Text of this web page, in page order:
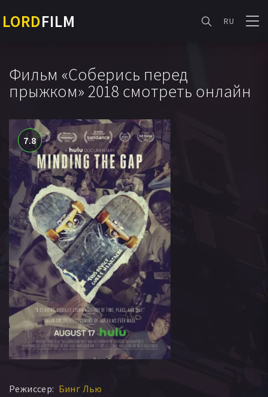
LORDFILM RU
Фильм «Соберись перед
прыжком» 2018 смотреть онлайн
7.8
Режиссер: Бинг Лью